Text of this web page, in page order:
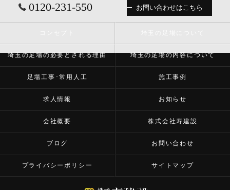
0120-231-550 お問い合わせはこちら
埼玉の足場の必要とされる理由 埼玉の足場の内容について
足場工事･常用人工 施工事例
求人情報 お知らせ
会社概要 株式会社寿建設
ブログ お問い合わせ
プライバシーポリシー サイトマップ